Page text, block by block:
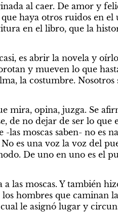
al caer. De amor y
haya otros ruidos en el
en el libro, que la
es abrir la novela y
y mueven lo que
la costumbre. Nosotros
mira, opina, juzga. Se
de no dejar de ser lo que
las moscas saben- no es
es una voz la voz del
De uno en uno es el
las moscas. Y también
hombres que caminan
le asignó lugar y